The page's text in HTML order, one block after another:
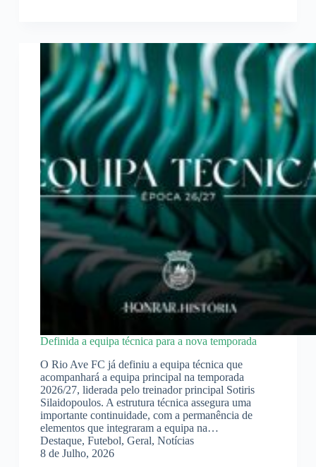
Definida a equipa técnica para a nova temporada
O Rio Ave FC já definiu a equipa técnica que
acompanhará a equipa principal na temporada
2026/27, liderada pelo treinador principal Sotiris
Silaidopoulos. A estrutura técnica assegura uma
importante continuidade, com a permanência de
elementos que integraram a equipa na…
Destaque, Futebol, Geral, Notícias
8 de Julho, 2026